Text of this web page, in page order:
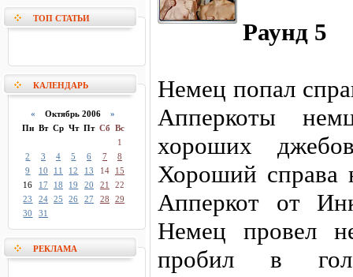
ТОП СТАТЬИ
КАЛЕНДАРЬ
« Октябрь 2006»
Пн Вт Ср Чт Пт Сб Вс
1
2
3 4 5 6 7
8
9
10 11 12 13 14
15
16
17 18 19 20 21
22
23
24 25 26 27 28
29
30
31
РЕКЛАМА
Раунд 5
Немец попал
Апперкоты
хороших
Хороший справа
Апперкот от
Немец провел
пробил в